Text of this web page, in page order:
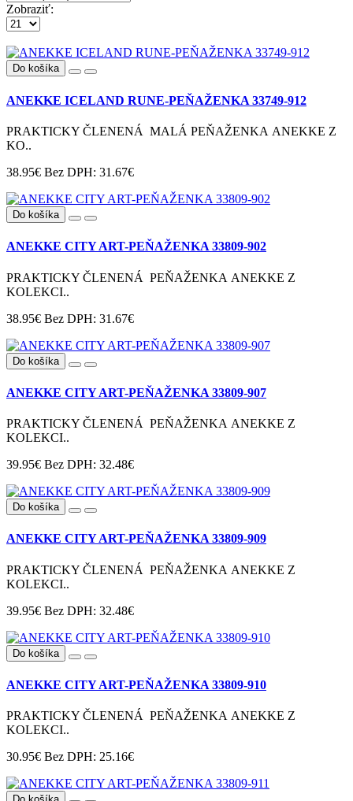
Zobraziť:
Do košíka
ANEKKE ICELAND RUNE-PEŇAŽENKA 33749-912
PRAKTICKY ČLENENÁ MALÁ PEŇAŽENKA ANEKKE Z
KO..
38.95€ Bez DPH: 31.67€
Do košíka
ANEKKE CITY ART-PEŇAŽENKA 33809-902
PRAKTICKY ČLENENÁ PEŇAŽENKA ANEKKE Z
KOLEKCI..
38.95€ Bez DPH: 31.67€
Do košíka
ANEKKE CITY ART-PEŇAŽENKA 33809-907
PRAKTICKY ČLENENÁ PEŇAŽENKA ANEKKE Z
KOLEKCI..
39.95€ Bez DPH: 32.48€
Do košíka
ANEKKE CITY ART-PEŇAŽENKA 33809-909
PRAKTICKY ČLENENÁ PEŇAŽENKA ANEKKE Z
KOLEKCI..
39.95€ Bez DPH: 32.48€
Do košíka
ANEKKE CITY ART-PEŇAŽENKA 33809-910
PRAKTICKY ČLENENÁ PEŇAŽENKA ANEKKE Z
KOLEKCI..
30.95€ Bez DPH: 25.16€